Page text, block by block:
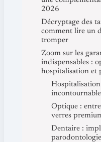
2026
Décryptage des
comment lire un
tromper
Zoom sur les
indispensables :
hospitalisation et
Hospitalisation
incontournable
Optique :
verres
Dentaire :
parodontologie